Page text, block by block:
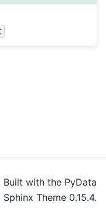
Built with the PyData
Sphinx Theme 0.15.4.